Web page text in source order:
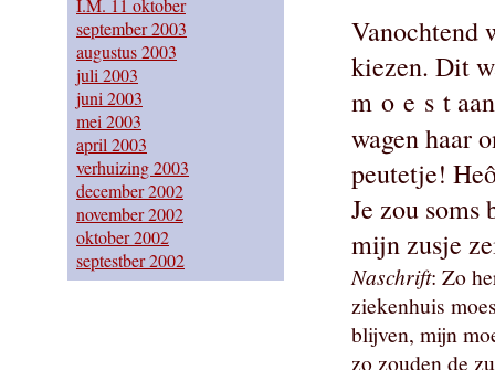
I.M. 11 oktober
september 2003
augustus 2003
juli 2003
juni 2003
mei 2003
april 2003
verhuizing 2003
december 2002
november 2002
oktober 2002
septestber 2002
Vanochtend
kiezen. Dit
m o e s t
wagen haar
peutetje!
Je zou
mijn zusje
Naschrift: Zo
ziekenhuis
blijven, mijn
zo zouden de